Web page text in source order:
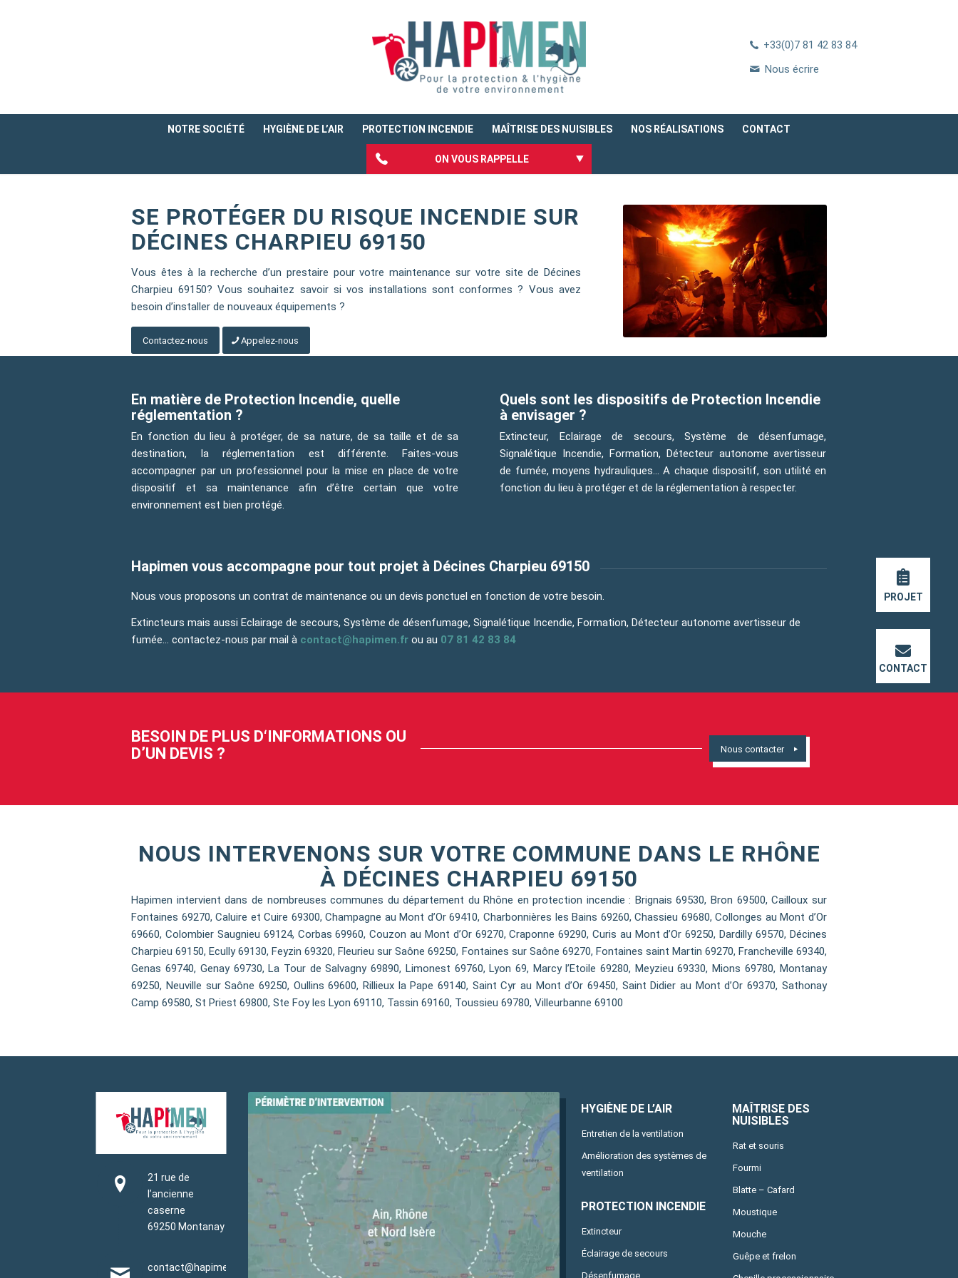
+33(0)7 81 42 83 84
Nous écrire
NOTRE SOCIÉTÉ HYGIÈNE DE L’AIR PROTECTION INCENDIE MAÎTRISE DES NUISIBLES NOS RÉALISATIONS CONTACT
ON VOUS RAPPELLE
PROJET
CONTACT
SE PROTÉGER DU RISQUE INCENDIE SUR
DÉCINES CHARPIEU 69150
Vous êtes à la recherche d’un prestaire pour votre maintenance sur votre site de Décines
Charpieu 69150? Vous souhaitez savoir si vos installations sont conformes ? Vous avez
besoin d’installer de nouveaux équipements ?
Contactez-nous Appelez-nous
En matière de Protection Incendie, quelle
réglementation ?
En fonction du lieu à protéger, de sa nature, de sa taille et de sa
destination, la réglementation est différente. Faites-vous
accompagner par un professionnel pour la mise en place de votre
dispositif et sa maintenance afin d’être certain que votre
environnement est bien protégé.
Quels sont les dispositifs de Protection Incendie
à envisager ?
Extincteur, Eclairage de secours, Système de désenfumage,
Signalétique Incendie, Formation, Détecteur autonome avertisseur
de fumée, moyens hydrauliques… A chaque dispositif, son utilité en
fonction du lieu à protéger et de la réglementation à respecter.
Hapimen vous accompagne pour tout projet à Décines Charpieu 69150
Nous vous proposons un contrat de maintenance ou un devis ponctuel en fonction de votre besoin.
Extincteurs mais aussi Eclairage de secours, Système de désenfumage, Signalétique Incendie, Formation, Détecteur autonome avertisseur de
fumée… contactez-nous par mail à contact@hapimen.fr ou au 07 81 42 83 84
BESOIN DE PLUS D‘INFORMATIONS OU
D’UN DEVIS ?
Nous contacter
NOUS INTERVENONS SUR VOTRE COMMUNE DANS LE RHÔNE
À DÉCINES CHARPIEU 69150
Hapimen intervient dans de nombreuses communes du département du Rhône en protection incendie : Brignais 69530, Bron 69500, Cailloux sur
Fontaines 69270, Caluire et Cuire 69300, Champagne au Mont d’Or 69410, Charbonnières les Bains 69260, Chassieu 69680, Collonges au Mont d’Or
69660, Colombier Saugnieu 69124, Corbas 69960, Couzon au Mont d’Or 69270, Craponne 69290, Curis au Mont d’Or 69250, Dardilly 69570, Décines
Charpieu 69150, Ecully 69130, Feyzin 69320, Fleurieu sur Saône 69250, Fontaines sur Saône 69270, Fontaines saint Martin 69270, Francheville 69340,
Genas 69740, Genay 69730, La Tour de Salvagny 69890, Limonest 69760, Lyon 69, Marcy l’Etoile 69280, Meyzieu 69330, Mions 69780, Montanay
69250, Neuville sur Saône 69250, Oullins 69600, Rillieux la Pape 69140, Saint Cyr au Mont d’Or 69450, Saint Didier au Mont d’Or 69370, Sathonay
Camp 69580, St Priest 69800, Ste Foy les Lyon 69110, Tassin 69160, Toussieu 69780, Villeurbanne 69100
21 rue de
l’ancienne
caserne
69250 Montanay
contact@hapimen.fr
HYGIÈNE DE L’AIR
Entretien de la ventilation
Amélioration des systèmes de
ventilation
PROTECTION INCENDIE
Extincteur
Éclairage de secours
Désenfumage
MAÎTRISE DES
NUISIBLES
Rat et souris
Fourmi
Blatte – Cafard
Moustique
Mouche
Guêpe et frelon